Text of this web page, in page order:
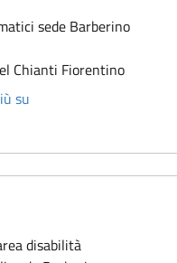
sede Barberino
Chianti Fiorentino
su
disabilità